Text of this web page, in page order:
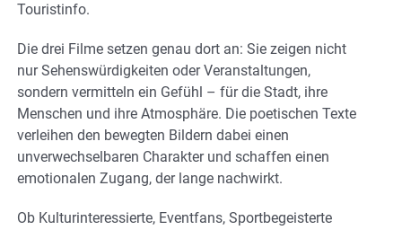
Touristinfo.
Die drei Filme setzen genau dort an: Sie zeigen nicht
nur Sehenswürdigkeiten oder Veranstaltungen,
sondern vermitteln ein Gefühl – für die Stadt, ihre
Menschen und ihre Atmosphäre. Die poetischen Texte
verleihen den bewegten Bildern dabei einen
unverwechselbaren Charakter und schaffen einen
emotionalen Zugang, der lange nachwirkt.
Ob Kulturinteressierte, Eventfans, Sportbegeisterte